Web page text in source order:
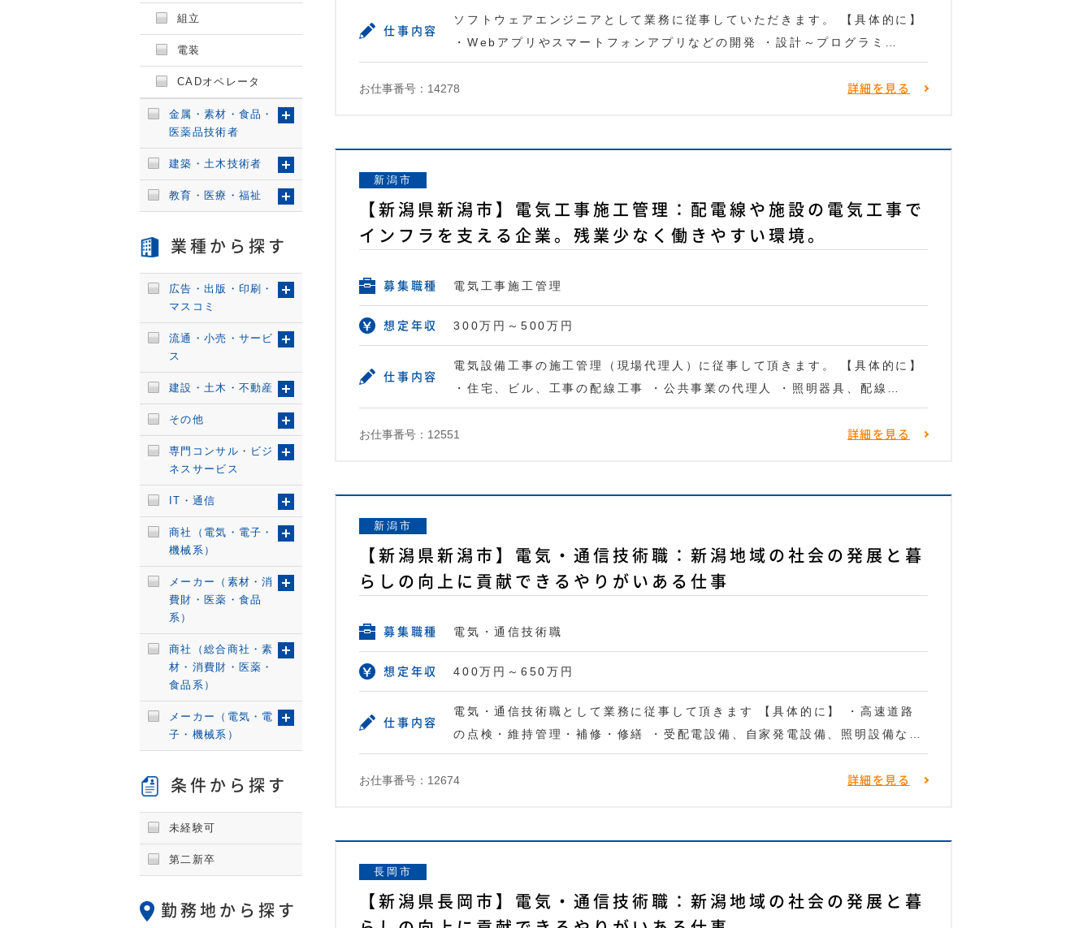
仕事内容
ソフトウェアエンジニアとして業務に従事していただきます。 【具体的に】
・Webアプリやスマートフォンアプリなどの開発 ・設計～プログラミ…
お仕事番号：14278 詳細を見る
新潟市
【新潟県新潟市】電気工事施工管理：配電線や施設の電気工事で
インフラを支える企業。残業少なく働きやすい環境。
募集職種 電気工事施工管理
想定年収 300万円～500万円
仕事内容
電気設備工事の施工管理（現場代理人）に従事して頂きます。 【具体的に】
・住宅、ビル、工事の配線工事 ・公共事業の代理人 ・照明器具、配線…
お仕事番号：12551 詳細を見る
新潟市
【新潟県新潟市】電気・通信技術職：新潟地域の社会の発展と暮
らしの向上に貢献できるやりがいある仕事
募集職種 電気・通信技術職
想定年収 400万円～650万円
仕事内容
電気・通信技術職として業務に従事して頂きます 【具体的に】 ・高速道路
の点検・維持管理・補修・修繕 ・受配電設備、自家発電設備、照明設備な…
お仕事番号：12674 詳細を見る
長岡市
【新潟県長岡市】電気・通信技術職：新潟地域の社会の発展と暮
組立
電装
CADオペレータ
金属・素材・食品・
医薬品技術者
建築・土木技術者
教育・医療・福祉
業種から探す
広告・出版・印刷・
マスコミ
流通・小売・サービ
ス
建設・土木・不動産
その他
専門コンサル・ビジ
ネスサービス
IT・通信
商社（電気・電子・
機械系）
メーカー（素材・消
費財・医薬・食品
系）
商社（総合商社・素
材・消費財・医薬・
食品系）
メーカー（電気・電
子・機械系）
条件から探す
未経験可
第二新卒
勤務地から探す